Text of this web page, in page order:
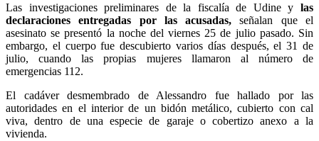
Las investigaciones preliminares de la fiscalía de Udine y las
declaraciones entregadas por las acusadas, señalan que el
asesinato se presentó la noche del viernes 25 de julio pasado. Sin
embargo, el cuerpo fue descubierto varios días después, el 31 de
julio, cuando las propias mujeres llamaron al número de
emergencias 112.
El cadáver desmembrado de Alessandro fue hallado por las
autoridades en el interior de un bidón metálico, cubierto con cal
viva, dentro de una especie de garaje o cobertizo anexo a la
vivienda.